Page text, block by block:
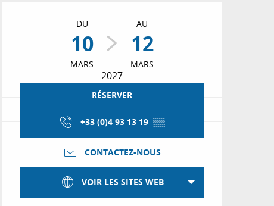
Ouverture et
DU
10
MARS
AU
12
MARS
2027
RÉSERVER
+33 (0)4 93 13 19 ▒▒
CONTACTEZ-NOUS
VOIR LES SITES WEB